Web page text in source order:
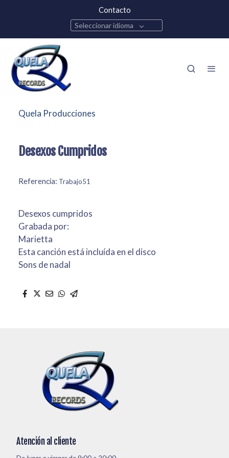
Contacto
Seleccionar idioma
Quela Producciones
Desexos Cumpridos
Referencia: Trabajo51
Desexos cumpridos
Grabada por:
Marietta
Esta canción está incluída en el disco
Sons de nadal
Atención al cliente